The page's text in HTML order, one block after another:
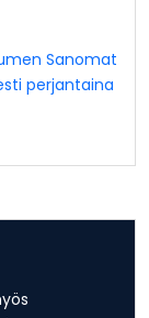
Sanomat
perjantaina